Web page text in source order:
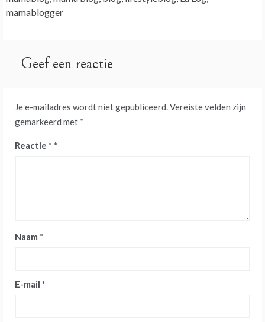
mamablogger
Geef een reactie
Je e-mailadres wordt niet gepubliceerd.Vereiste velden zijn
gemarkeerd met *
Reactie *
Naam *
E-mail *